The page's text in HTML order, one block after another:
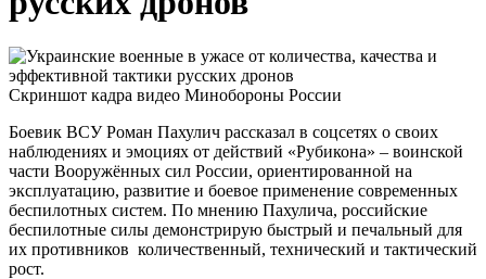
Скриншот кадра видео Минобороны России
Боевик ВСУ Роман Пахулич рассказал в соцсетях о своих
наблюдениях и эмоциях от действий «Рубикона» – воинской
части Вооружённых сил России, ориентированной на
эксплуатацию, развитие и боевое применение современных
беспилотных систем. По мнению Пахулича, российские
беспилотные силы демонстрирую быстрый и печальный для
их противников количественный, технический и тактический
рост.